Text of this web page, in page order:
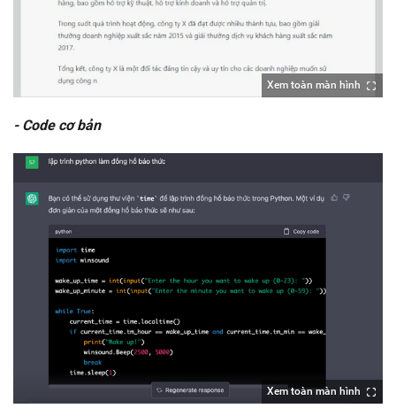
Xem toàn màn hình
- Code cơ bản
Xem toàn màn hình